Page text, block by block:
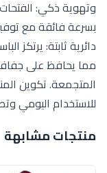
وتهوية ذكي:
بسرعة فائقة مع
دائرية ثابتة: يرتكز
مما يحافظ على
للاستخدام اليومي
منتجات مشابهة